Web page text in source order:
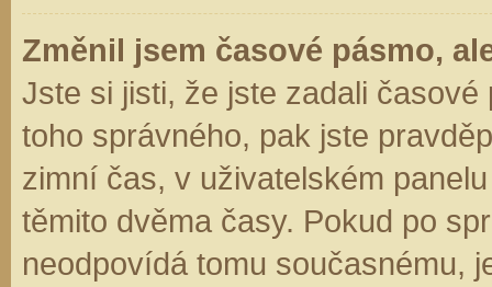
Změnil jsem časové pásmo,
Jste si jisti, že jste zadali
toho správného, pak jste
zimní čas, v uživatelském
těmito dvěma časy. Pokud po
neodpovídá tomu současnému,